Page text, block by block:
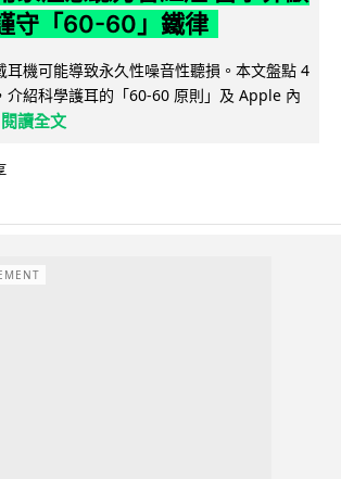
守「60-60」鐵律
耳機可能導致永久性噪音性聽損。本文盤點 4
介紹科學護耳的「60-60 原則」及 Apple 內
閱讀全文